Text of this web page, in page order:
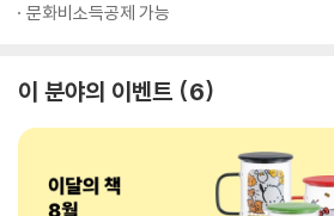
문화비소득공제 가능
이 분야의 이벤트 6